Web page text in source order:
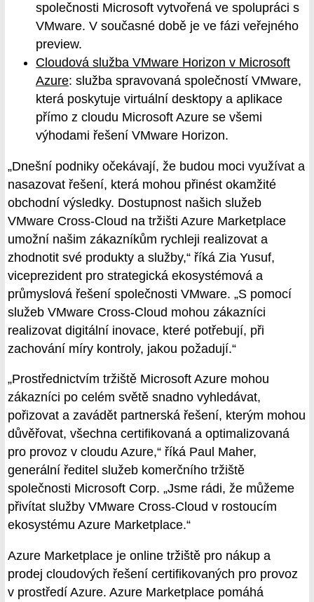
společnosti Microsoft vytvořená ve spolupráci s
VMware. V současné době je ve fázi veřejného
preview.
Cloudová služba VMware Horizon v Microsoft
Azure: služba spravovaná společností VMware,
která poskytuje virtuální desktopy a aplikace
přímo z cloudu Microsoft Azure se všemi
výhodami řešení VMware Horizon.
„Dnešní podniky očekávají, že budou moci využívat a
nasazovat řešení, která mohou přinést okamžité
obchodní výsledky. Dostupnost našich služeb
VMware Cross-Cloud na tržišti Azure Marketplace
umožní našim zákazníkům rychleji realizovat a
zhodnotit své produkty a služby,“ říká Zia Yusuf,
viceprezident pro strategická ekosystémová a
průmyslová řešení společnosti VMware. „S pomocí
služeb VMware Cross-Cloud mohou zákazníci
realizovat digitální inovace, které potřebují, při
zachování míry kontroly, jakou požadují.“
„Prostřednictvím tržiště Microsoft Azure mohou
zákazníci po celém světě snadno vyhledávat,
pořizovat a zavádět partnerská řešení, kterým mohou
důvěřovat, všechna certifikovaná a optimalizovaná
pro provoz v cloudu Azure,“ říká Paul Maher,
generální ředitel služeb komerčního tržiště
společnosti Microsoft Corp. „Jsme rádi, že můžeme
přivítat služby VMware Cross-Cloud v rostoucím
ekosystému Azure Marketplace.“
Azure Marketplace je online tržiště pro nákup a
prodej cloudových řešení certifikovaných pro provoz
v prostředí Azure. Azure Marketplace pomáhá